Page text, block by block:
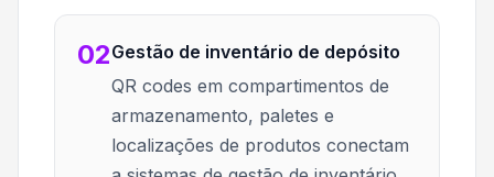
02Gestão de inventário de depósito
QR codes em compartimentos de
armazenamento, paletes e
localizações de produtos conectam